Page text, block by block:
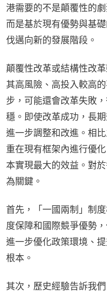
港需要的不是顛覆性的
而是基於現有優勢與基
伐邁向新的發展階段。
顛覆性改革或結構性改
其高風險、高投入較高
步，可能還會改革失敗
穩。即使改革成功，長
進一步調整和改進。相
重在現有框架內進行優
本實現最大的效益。對
為關鍵。
首先，「一國兩制」制
度保障和國際競爭優勢
進一步優化政策環境、
根本。
其次，歷史經驗告訴我